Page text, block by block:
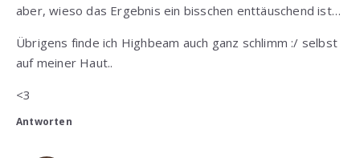
aber, wieso das Ergebnis ein bisschen enttäuschend ist…
Übrigens finde ich Highbeam auch ganz schlimm :/ selbst
auf meiner Haut..
<3
Antworten